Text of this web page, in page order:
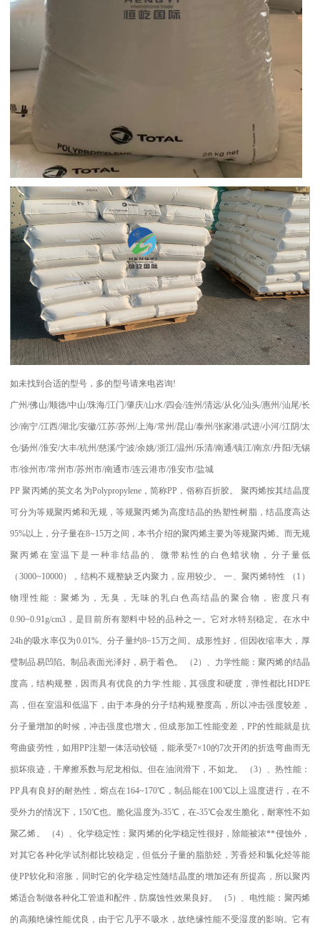
如未找到合适的型号，多的型号请来电咨询!
广州/佛山/顺德/中山/珠海/江门/肇庆/山水/四会/连州 /清远/从化/汕头/惠州/汕尾/长
沙/南宁/江西/湖北/安徽/江苏/苏州/上海/常州 /昆山/泰州 /张家港/武进/小河/江阴/太
仓/扬州 /淮安/大丰/杭州/慈溪/宁波/余姚/浙江/温州 /乐清/南通/镇江/南京/丹阳/无锡
市/徐州市/常州市/苏州市/南通市/连云港市/淮安市/盐城
PP聚丙烯的英文名为Polypropylene，简称PP ，俗称百折胶。 聚丙烯按其结晶度
可分为等规聚丙烯和无规，等规聚丙烯为高度结晶的热塑性树脂，结晶度高达
95%以上，分子量在8~15万之间，本书介绍的聚丙烯主要为等规聚丙烯。而无规
聚丙烯在室温下是一种非结晶的、微带粘性的白色蜡状物，分子量低
（ 3000~10000），结构不规整缺乏内聚力，应用较少。一、聚丙烯特性 （ 1 ）
物理性能：聚烯为，无臭，无味的乳白色高结晶的聚合物，密度只有
0.90~0.91g/cm3 ，是目前所有塑料中轻的品种之一。它对水特别稳定。在水中
24h的吸水率仅为0.01%、分子量约8~15万之间。成形性好，但因收缩率大，厚
璧制品易凹陷。制品表面光泽好，易于着色。 （2）、力学性能：聚丙烯的结晶
度高，结构规整，因而具有优良的力学. 性能，其强度和硬度，弹性都比HDPE
高，但在室温和低温下，由于本身的分子结构规整度高，所以冲击强度较差，
分子量增加的时候，冲击强度也增大，但成形加工性能变差， PP的性能就是抗
弯曲疲劳性，如用PP注塑一体活动铰链，能承受7×10的7次开闭的折迭弯曲而无
损坏痕迹，干摩擦系数与尼龙相似。但在油润滑下，不如龙。 （3）、热性能：
PP具有良好的耐热性，熔点在164~170℃ ，制品能在100℃以上温度进行，在不
受外力的情况下， 150℃也。脆化温度为-35℃，在-35℃会发生脆化，耐寒性不如
聚乙烯。 （4）、化学稳定性：聚丙烯的化学稳定性很好，除能被浓**侵蚀外，
对其它各种化学试剂都比较稳定，但低分子量的脂肪烃，芳香烃和氯化烃等能
使PP软化和溶胀，同时它的化学稳定性随结晶度的增加还有所提高，所以聚丙
烯适合制做各种化工管道和配件，防腐蚀性效果良好。 （5）、电性能：聚丙烯
的高频绝缘性能优良，由于它几乎不吸水，故绝缘性能不受湿度的影响。它有